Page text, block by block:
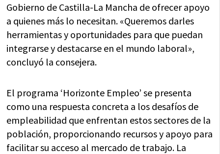
Gobierno de Castilla-La Mancha de ofrecer apoyo
a quienes más lo necesitan. «Queremos darles
herramientas y oportunidades para que puedan
integrarse y destacarse en el mundo laboral»,
concluyó la consejera.
El programa ‘Horizonte Empleo’ se presenta
como una respuesta concreta a los desafíos de
empleabilidad que enfrentan estos sectores de la
población, proporcionando recursos y apoyo para
facilitar su acceso al mercado de trabajo. La